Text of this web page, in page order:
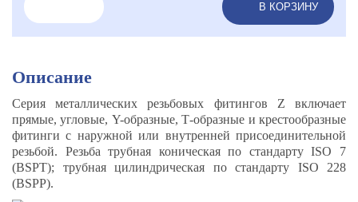
В КОРЗИНУ
Описание
Серия металлических резьбовых фитингов Z включает
прямые, угловые, Y-образные, Т-образные и крестообразные
фитинги с наружной или внутренней присоединительной
резьбой. Резьба трубная коническая по стандарту ISO 7
(BSPT); трубная цилиндрическая по стандарту ISO 228
(BSPP).